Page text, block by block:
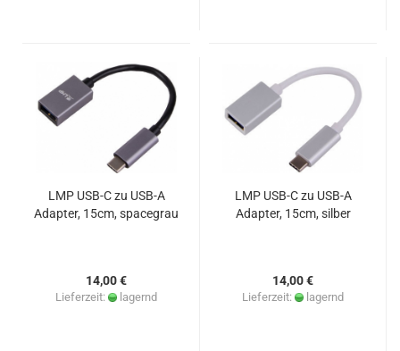
LMP USB-C zu USB-A
Adapter, 15cm, spacegrau
14,00 €
Lieferzeit: lagernd
LMP USB-C zu USB-A
Adapter, 15cm, silber
14,00 €
Lieferzeit: lagernd